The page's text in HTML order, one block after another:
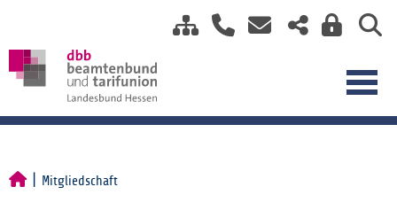
Mitgliedschaft